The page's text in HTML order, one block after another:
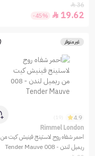
36

19.62

-45%
غير متوفر
4.9
Rimmel London
احمر شفاه روج لاستينج فينيش كيت من
ريميل لندن - 008 Tender Mauve